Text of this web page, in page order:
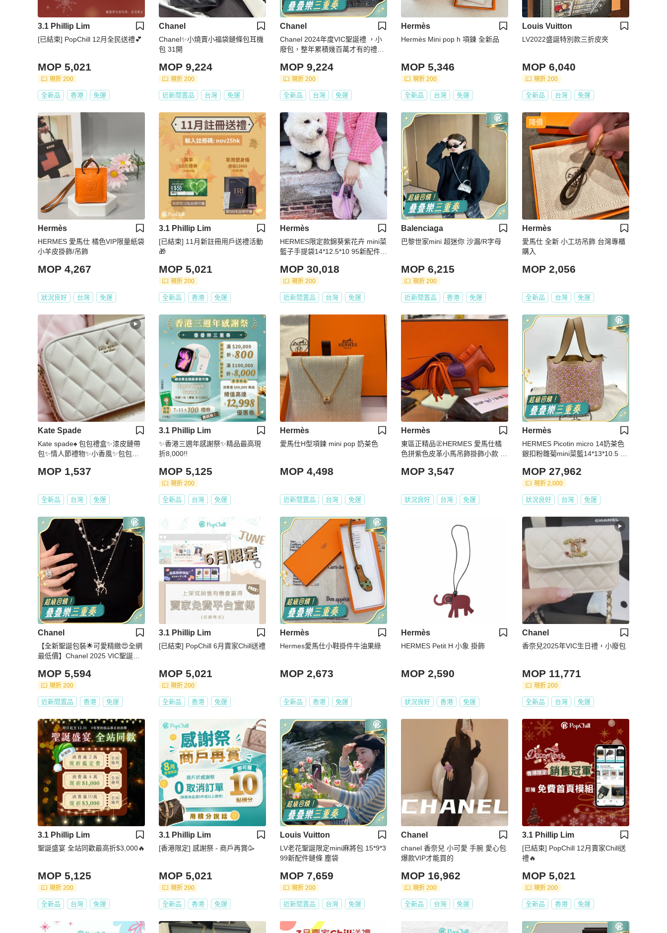
3.1 Phillip Lim
[已結束] PopChill 12月全民送禮💕
MOP 5,021
現折 200
全新品 香港 免運
Chanel
Chanel✨小燒賣小福袋鏈條包耳機
包 31開
MOP 9,224
現折 200
近新閒置品 台灣 免運
Chanel
Chanel 2024年度VIC聖誕禮 ，小
廢包，整年累積幾百萬才有的禮
MOP 9,224
現折 200
全新品 台灣 免運
Hermès
Hermès Mini pop h 項鍊 全新品
MOP 5,346
現折 200
全新品 台灣 免運
Louis Vuitton
LV2022盛誕特別款三折皮夾
MOP 6,040
現折 200
全新品 台灣 免運
Hermès
HERMES 愛馬仕 橘色VIP限量紙袋
小羊皮掛飾/吊飾
MOP 4,267
狀況良好 台灣 免運
3.1 Phillip Lim
[已結束] 11月新註冊用戶送禮活動
🎁
MOP 5,021
現折 200
全新品 香港 免運
Hermès
HERMES限定款錦葵紫花卉 mini菜
籃子手提袋14*12.5*10 95新配件塵
MOP 30,018
現折 200
近新閒置品 台灣 免運
Balenciaga
巴黎世家mini 超迷你 沙漏/R字母
MOP 6,215
現折 200
近新閒置品 香港 免運
降價
Hermès
愛馬仕 全新 小工坊吊飾 台灣專櫃
購入
MOP 2,056
全新品 台灣 免運
Kate Spade
Kate spade♠️ 包包禮盒✨漆皮鏈帶
包✨情人節禮物✨小香風✨包包兩
MOP 1,537
全新品 台灣 免運
3.1 Phillip Lim
✨香港三週年感謝祭✨精品最高現
折8,000!!
MOP 5,125
現折 200
全新品 台灣 免運
Hermès
愛馬仕H型項鍊 mini pop 奶茶色
MOP 4,498
近新閒置品 台灣 免運
Hermès
東區正精品㊣HERMES 愛馬仕橘
色拼紫色皮革小馬吊飾掛飾小款 Z
MOP 3,547
狀況良好 台灣 免運
Hermès
HERMES Picotin micro 14奶茶色
銀扣粉雛菊mini菜籃14*13*10.5 98
MOP 27,962
現折 2,000
狀況良好 台灣 免運
Chanel
【全新聖誕包裝🌟可愛精緻😍全網
最低價】Chanel 2025 VIC聖誕禮
MOP 5,594
現折 200
近新閒置品 香港 免運
3.1 Phillip Lim
[已結束] PopChill 6月賣家Chill送禮
MOP 5,021
現折 200
全新品 香港 免運
Hermès
Hermes愛馬仕小鞋掛件牛油果綠
MOP 2,673
全新品 香港 免運
Hermès
HERMES Petit H 小象 掛飾
MOP 2,590
狀況良好 香港 免運
Chanel
香奈兒2025年VIC生日禮，小廢包
MOP 11,771
現折 200
全新品 台灣 免運
3.1 Phillip Lim
聖誕盛宴 全站同歡最高折$3,000🔥
MOP 5,125
現折 200
全新品 台灣 免運
3.1 Phillip Lim
[香港限定] 感謝祭 - 商戶再賞🥳
MOP 5,021
現折 200
全新品 香港 免運
Louis Vuitton
LV老花聖誕限定mini麻將包 15*9*3
99新配件鏈條 塵袋
MOP 7,659
現折 200
近新閒置品 台灣 免運
Chanel
chanel 香奈兒 小可愛 手腕 愛心包
爆款VIP才能買的
MOP 16,962
現折 200
全新品 台灣 免運
3.1 Phillip Lim
[已結束] PopChill 12月賣家Chill送
禮🔥
MOP 5,021
現折 200
全新品 香港 免運